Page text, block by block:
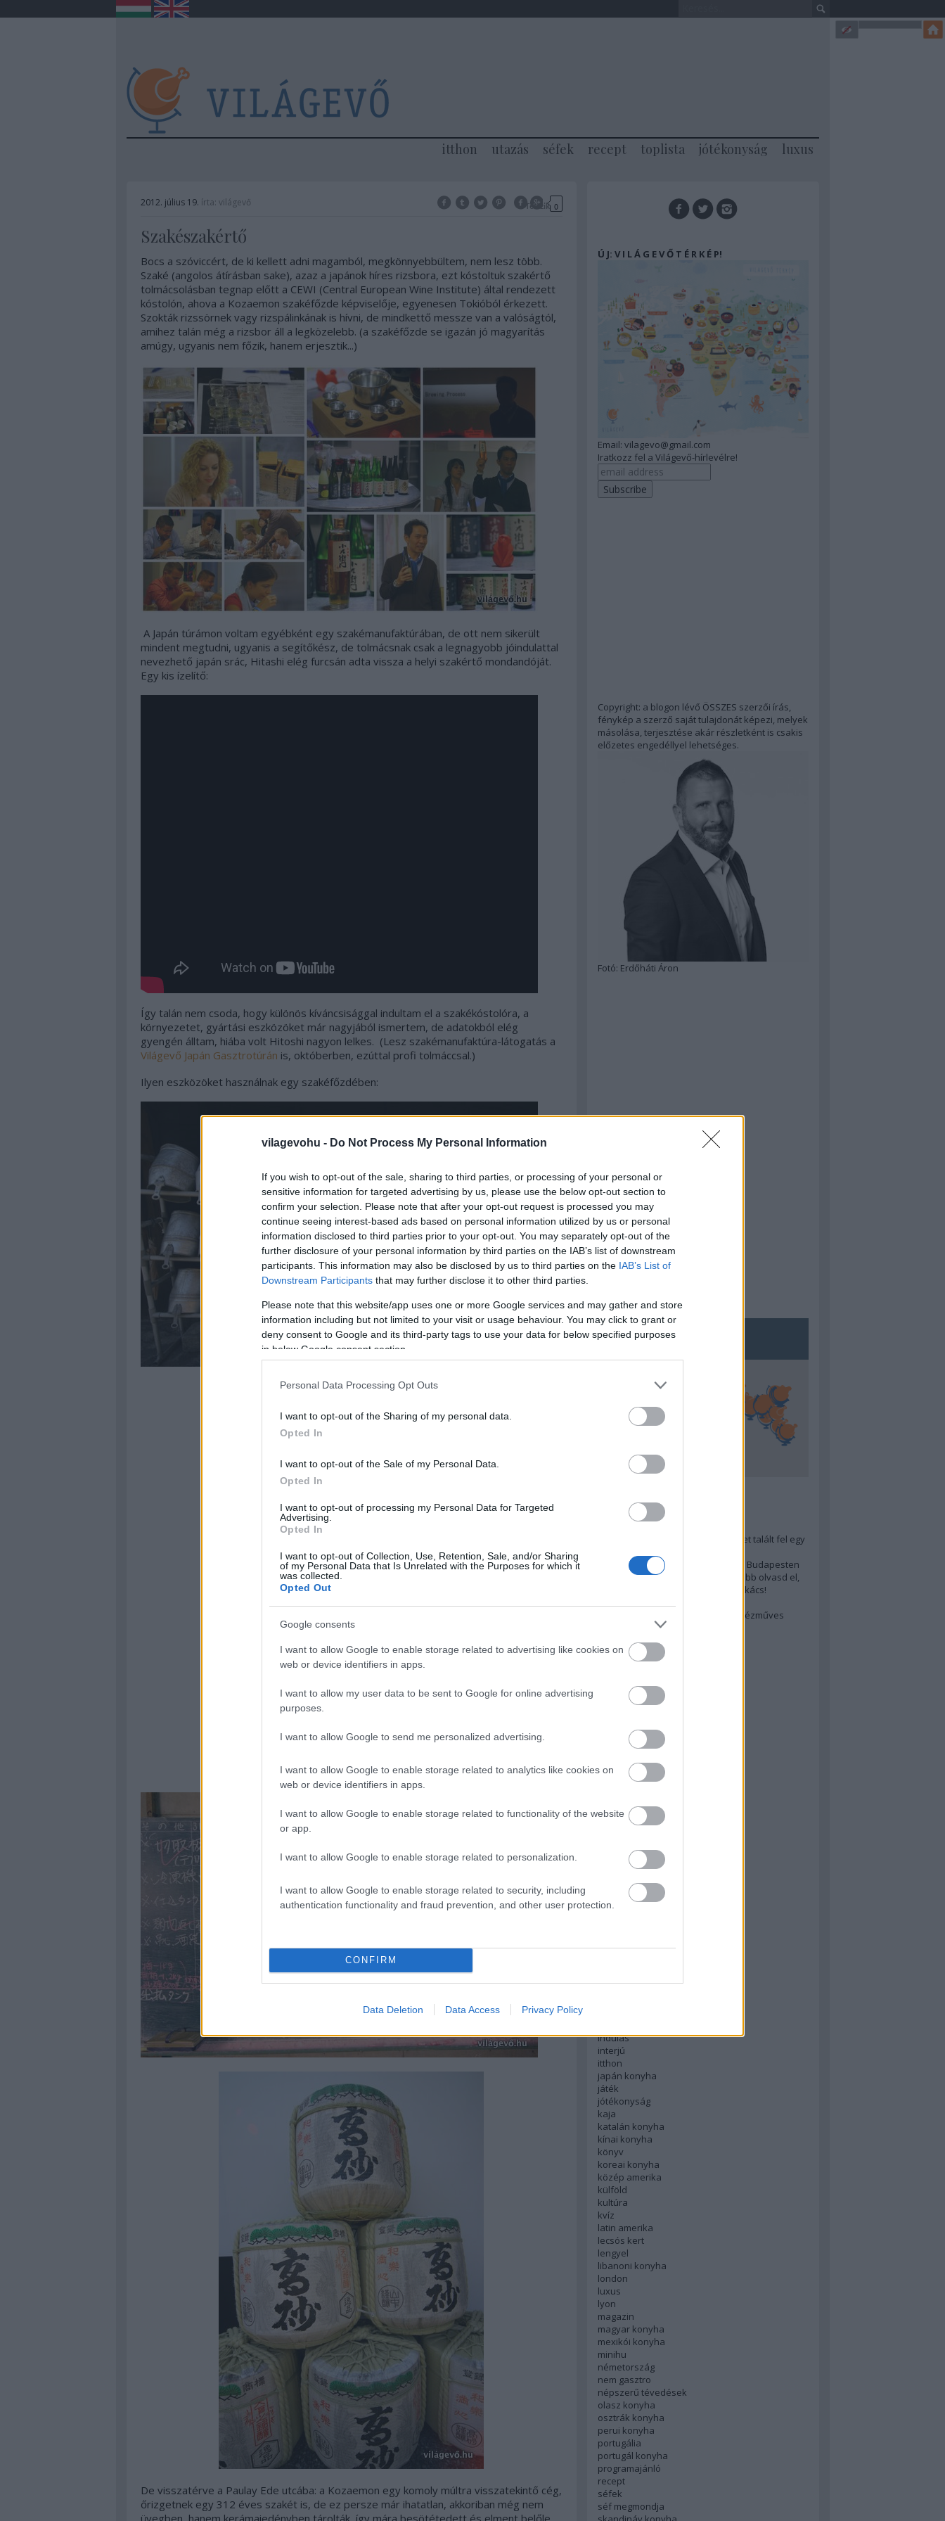
vilagevohu - Do Not Process My Personal Information
If you wish to opt-out of the sale, sharing to third parties, or processing of your personal or
sensitive information for targeted advertising by us, please use the below opt-out section to
confirm your selection. Please note that after your opt-out request is processed you may
continue seeing interest-based ads based on personal information utilized by us or personal
information disclosed to third parties prior to your opt-out. You may separately opt-out of the
further disclosure of your personal information by third parties on the IAB’s list of downstream
participants. This information may also be disclosed by us to third parties on the IAB’s List of
Downstream Participants that may further disclose it to other third parties.
Please note that this website/app uses one or more Google services and may gather and store
information including but not limited to your visit or usage behaviour. You may click to grant or
deny consent to Google and its third-party tags to use your data for below specified purposes
in below Google consent section.
Personal Data Processing Opt Outs
I want to opt-out of the Sharing of my personal data.
Opted In
I want to opt-out of the Sale of my Personal Data.
Opted In
I want to opt-out of processing my Personal Data for Targeted
Advertising.
Opted In
I want to opt-out of Collection, Use, Retention, Sale, and/or Sharing
of my Personal Data that Is Unrelated with the Purposes for which it
was collected.
Opted Out
Google consents
I want to allow Google to enable storage related to advertising like cookies on
web or device identifiers in apps.
I want to allow my user data to be sent to Google for online advertising
purposes.
I want to allow Google to send me personalized advertising.
I want to allow Google to enable storage related to analytics like cookies on
web or device identifiers in apps.
I want to allow Google to enable storage related to functionality of the website
or app.
I want to allow Google to enable storage related to personalization.
I want to allow Google to enable storage related to security, including
authentication functionality and fraud prevention, and other user protection.
CONFIRM
Data Deletion Data Access Privacy Policy
itthon utazás séfek recept toplista jótékonyság luxus
2012. július 19. írta: világevő Tetszik 0
Szakészakértő
Bocs a szóviccért, de ki kellett adni magamból, megkönnyebbültem, nem lesz több.
Szaké (angolos átírásban sake), azaz a japánok híres rizsbora, ezt kóstoltuk szakértő
tolmácsolásban tegnap előtt a CEWI (Central European Wine Institute) által rendezett
kóstolón, ahova a Kozaemon szakéfőzde képviselője, egyenesen Tokióból érkezett.
Szokták rizssörnek vagy rizspálinkának is hívni, de mindkettő messze van a valóságtól,
amihez talán még a rizsbor áll a legközelebb. (a szakéfőzde se igazán jó magyarítás
amúgy, ugyanis nem főzik, hanem erjesztik...)
A Japán túrámon voltam egyébként egy szakémanufaktúrában, de ott nem sikerült
mindent megtudni, ugyanis a segítőkész, de tolmácsnak csak a legnagyobb jóindulattal
nevezhető japán srác, Hitashi elég furcsán adta vissza a helyi szakértő mondandóját.
Egy kis ízelítő:
Így talán nem csoda, hogy különös kíváncsisággal indultam el a szakékóstolóra, a
környezetet, gyártási eszközöket már nagyjából ismertem, de adatokból elég
gyengén álltam, hiába volt Hitoshi nagyon lelkes. (Lesz szakémanufaktúra-látogatás a
Világevő Japán Gasztrotúrán is, októberben, ezúttal profi tolmáccsal.)
Ilyen eszközöket használnak egy szakéfőzdében:
De visszatérve a Paulay Ede utcába: a Kozaemon egy komoly múltra visszatekintő cég,
őrizgetnek egy 312 éves szakét is, de ez persze már ihatatlan, akkoriban még nem
üvegben, hanem kerámaiedényben tárolták, így mára besötétedett és elment belőle
Ú J: V I L Á G E V Ő T É R K É P!
Email: vilagevo@gmail.com
Iratkozz fel a Világevő-hírlevélre!
Copyright: a blogon lévő ÖSSZES szerzői írás,
fénykép a szerző saját tulajdonát képezi, melyek
másolása, terjesztése akár részletként is csakis
előzetes engedéllyel lehetséges.
Fotó: Erdőháti Áron
TOP5
Annyira menő Budapest-térképet talált fel egy
A 10 legjobb (elérhető árú) ebéd Budapesten
Szakács akarsz lenni? Akkor előbb olvasd el,
mit gondol erről egy magyar szakács!
Budapest rejtett kincsei: orosz kézműves
afrikai konyha
ázsiai konyha
baszk konyha
belgium
bocusedor
bocuse dor
dél amerika
english
északi konyha
francia konyha
holland konyha
indulás
interjú
itthon
japán konyha
játék
jótékonyság
kaja
katalán konyha
kínai konyha
könyv
koreai konyha
közép amerika
külföld
kultúra
kvíz
latin amerika
lecsós kert
lengyel
libanoni konyha
london
luxus
lyon
magazin
magyar konyha
mexikói konyha
minihu
németország
nem gasztro
népszerű tévedések
olasz konyha
osztrák konyha
perui konyha
portugália
portugál konyha
programajánló
recept
séfek
séf megmondja